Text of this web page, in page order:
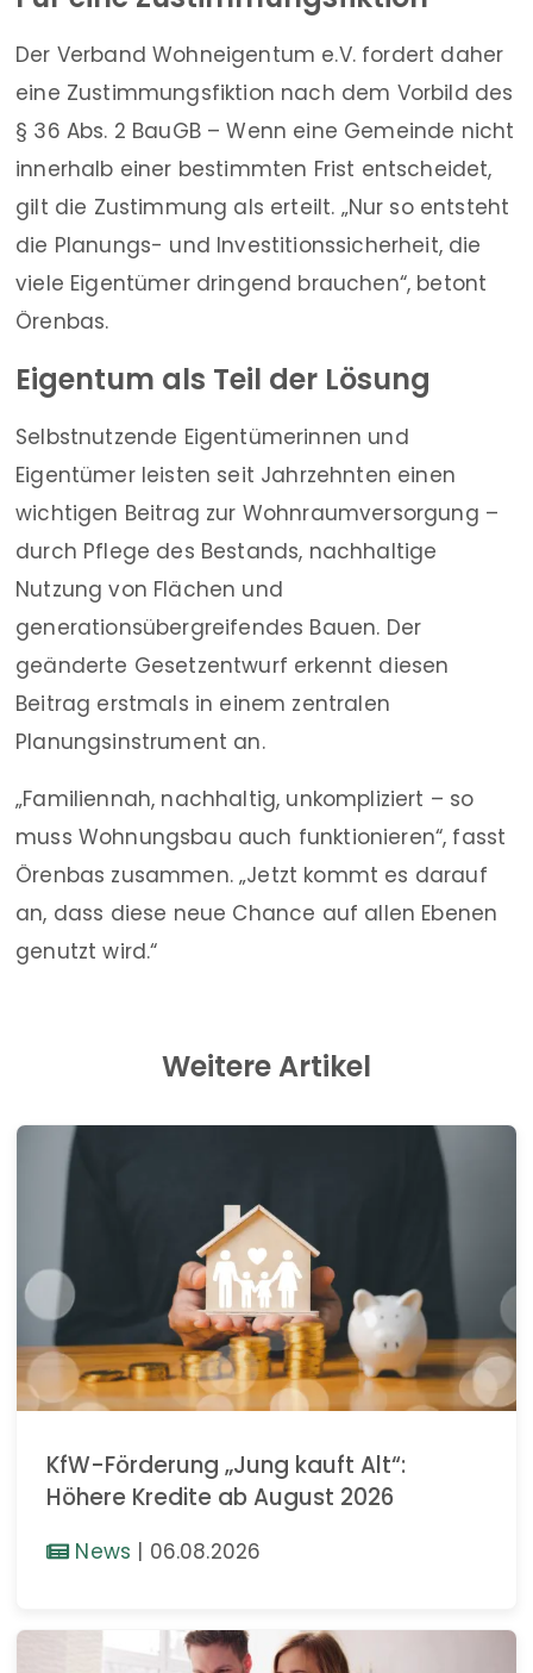
Der Verband Wohneigentum e.V. fordert daher
eine Zustimmungsfiktion nach dem Vorbild des
§ 36 Abs. 2 BauGB – Wenn eine Gemeinde nicht
innerhalb einer bestimmten Frist entscheidet,
gilt die Zustimmung als erteilt. „Nur so entsteht
die Planungs- und Investitionssicherheit, die
viele Eigentümer dringend brauchen“, betont
Örenbas.
Eigentum als Teil der Lösung
Selbstnutzende Eigentümerinnen und
Eigentümer leisten seit Jahrzehnten einen
wichtigen Beitrag zur Wohnraumversorgung –
durch Pflege des Bestands, nachhaltige
Nutzung von Flächen und
generationsübergreifendes Bauen. Der
geänderte Gesetzentwurf erkennt diesen
Beitrag erstmals in einem zentralen
Planungsinstrument an.
„Familiennah, nachhaltig, unkompliziert – so
muss Wohnungsbau auch funktionieren“, fasst
Örenbas zusammen. „Jetzt kommt es darauf
an, dass diese neue Chance auf allen Ebenen
genutzt wird.“
Weitere Artikel
KfW-Förderung „Jung kauft Alt“:
Höhere Kredite ab August 2026
News | 06.08.2026